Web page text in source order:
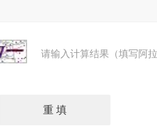
请输入计算结果（填写阿